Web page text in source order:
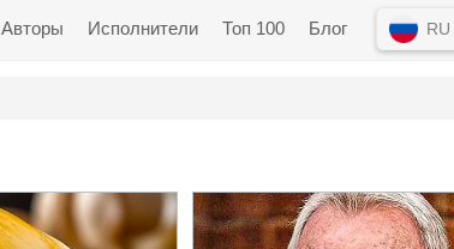
Авторы Исполнители Топ 100 Блог RU